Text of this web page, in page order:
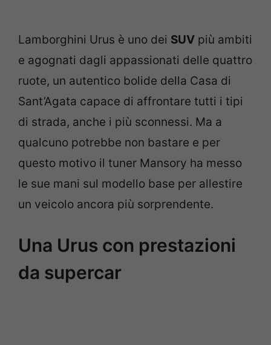
Lamborghini Urus è uno dei SUV più ambiti
e agognati dagli appassionati delle quattro
ruote, un autentico bolide della Casa di
Sant’Agata capace di affrontare tutti i tipi
di strada, anche i più sconnessi. Ma a
qualcuno potrebbe non bastare e per
questo motivo il tuner Mansory ha messo
le sue mani sul modello base per allestire
un veicolo ancora più sorprendente.
Una Urus con prestazioni
da supercar